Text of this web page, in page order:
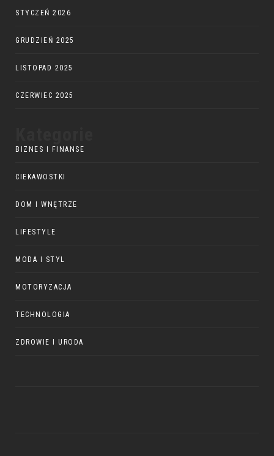
STYCZEŃ 2026
GRUDZIEŃ 2025
LISTOPAD 2025
CZERWIEC 2025
BIZNES I FINANSE
CIEKAWOSTKI
DOM I WNĘTRZE
LIFESTYLE
MODA I STYL
MOTORYZACJA
TECHNOLOGIA
ZDROWIE I URODA